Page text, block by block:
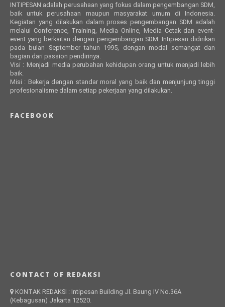
INTIPESAN adalah perusahaan yang fokus dalam pengembangan SDM,
baik untuk perusahaan maupun masyarakat umum di Indonesia.
Kegiatan yang dilakukan dalam proses pengembangan SDM adalah
melalui Conference, Training, Media Online, Media Cetak dan event-
event yang berkaitan dengan pengembangan SDM. Intipesan didirikan
pada bulan September tahun 1995, dengan modal semangat dan
bagian dari passion pendirinya.
Visi : Menjadi media perubahan kehidupan orang untuk menjadi lebih
baik.
Misi : Bekerja dengan standar moral yang baik dan menjunjung tinggi
profesionalisme dalam setiap pekerjaan yang dilakukan.
FACEBOOK
CONTACT OF REDAKSI
KONTAK REDAKSI : Intipesan Building Jl. Baung IV No.36A
(Kebagusan) Jakarta 12520.